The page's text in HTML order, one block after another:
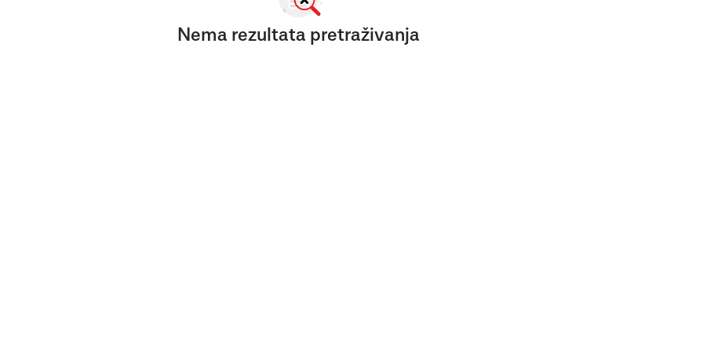
Nema rezultata pretraživanja